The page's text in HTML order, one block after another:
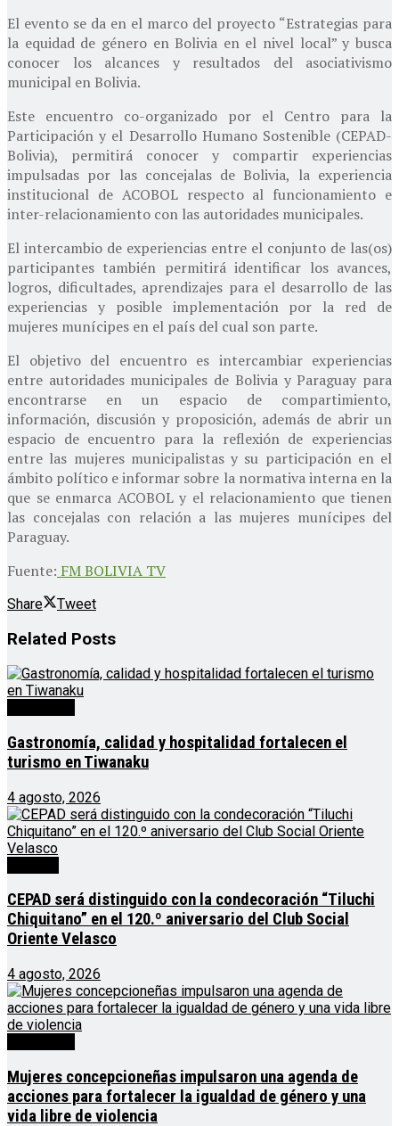
El evento se da en el marco del proyecto “Estrategias para
la equidad de género en Bolivia en el nivel local” y busca
conocer los alcances y resultados del asociativismo
municipal en Bolivia.
Este encuentro co-organizado por el Centro para la
Participación y el Desarrollo Humano Sostenible (CEPAD-
Bolivia), permitirá conocer y compartir experiencias
impulsadas por las concejalas de Bolivia, la experiencia
institucional de ACOBOL respecto al funcionamiento e
inter-relacionamiento con las autoridades municipales.
El intercambio de experiencias entre el conjunto de las(os)
participantes también permitirá identificar los avances,
logros, dificultades, aprendizajes para el desarrollo de las
experiencias y posible implementación por la red de
mujeres munícipes en el país del cual son parte.
El objetivo del encuentro es intercambiar experiencias
entre autoridades municipales de Bolivia y Paraguay para
encontrarse en un espacio de compartimiento,
información, discusión y proposición, además de abrir un
espacio de encuentro para la reflexión de experiencias
entre las mujeres municipalistas y su participación en el
ámbito político e informar sobre la normativa interna en la
que se enmarca ACOBOL y el relacionamiento que tienen
las concejalas con relación a las mujeres munícipes del
Paraguay.
Fuente: FM BOLIVIA TV
Share Tweet
Related Posts
Gastronomía, calidad y hospitalidad fortalecen el
turismo en Tiwanaku
4 agosto, 2026
CEPAD será distinguido con la condecoración “Tiluchi
Chiquitano” en el 120.º aniversario del Club Social
Oriente Velasco
4 agosto, 2026
Mujeres concepcioneñas impulsaron una agenda de
acciones para fortalecer la igualdad de género y una
vida libre de violencia